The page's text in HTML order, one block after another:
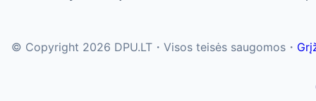
© Copyright 2026 DPU.LT・Visos teisės saugomos・